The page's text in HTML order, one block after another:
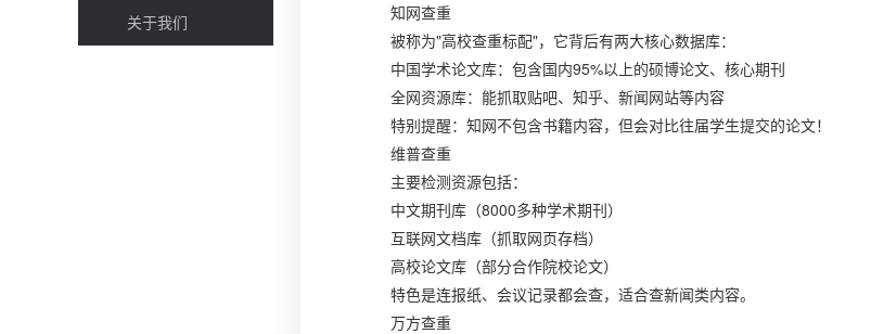
关于我们
知网查重
被称为"高校查重标配"，它背后有两大核心数据库：
中国学术论文库：包含国内95%以上的硕博论文、核心期刊
全网资源库：能抓取贴吧、知乎、新闻网站等内容
特别提醒：知网不包含书籍内容，但会对比往届学生提交的论文！
维普查重
主要检测资源包括：
中文期刊库（8000多种学术期刊）
互联网文档库（抓取网页存档）
高校论文库（部分合作院校论文）
特色是连报纸、会议记录都会查，适合查新闻类内容。
万方查重